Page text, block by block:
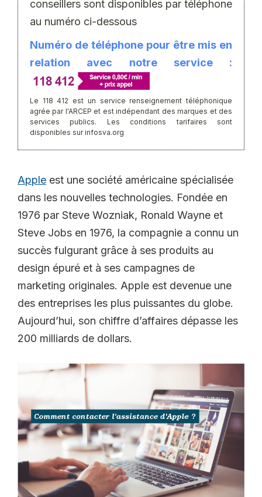
conseillers sont disponibles par téléphone
au numéro ci-dessous
Numéro de téléphone pour être mis en
relation avec notre service :
Le 118 412 est un service renseignement téléphonique
agrée par l'ARCEP et est indépendant des marques et des
services publics. Les conditions tarifaires sont
disponibles sur infosva.org
Apple est une société américaine spécialisée
dans les nouvelles technologies. Fondée en
1976 par Steve Wozniak, Ronald Wayne et
Steve Jobs en 1976, la compagnie a connu un
succès fulgurant grâce à ses produits au
design épuré et à ses campagnes de
marketing originales. Apple est devenue une
des entreprises les plus puissantes du globe.
Aujourd’hui, son chiffre d’affaires dépasse les
200 milliards de dollars.